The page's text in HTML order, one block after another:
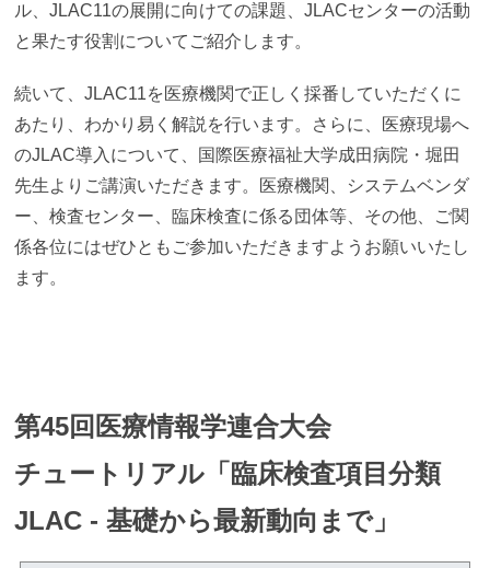
ル、JLAC11の展開に向けての課題、JLACセンターの活動
と果たす役割についてご紹介します。
続いて、JLAC11を医療機関で正しく採番していただくに
あたり、わかり易く解説を行います。さらに、医療現場へ
のJLAC導入について、国際医療福祉大学成田病院・堀田
先生よりご講演いただきます。医療機関、システムベンダ
ー、検査センター、臨床検査に係る団体等、その他、ご関
係各位にはぜひともご参加いただきますようお願いいたし
ます。
第45回医療情報学連合大会
チュートリアル「臨床検査項目分類
JLAC - 基礎から最新動向まで」